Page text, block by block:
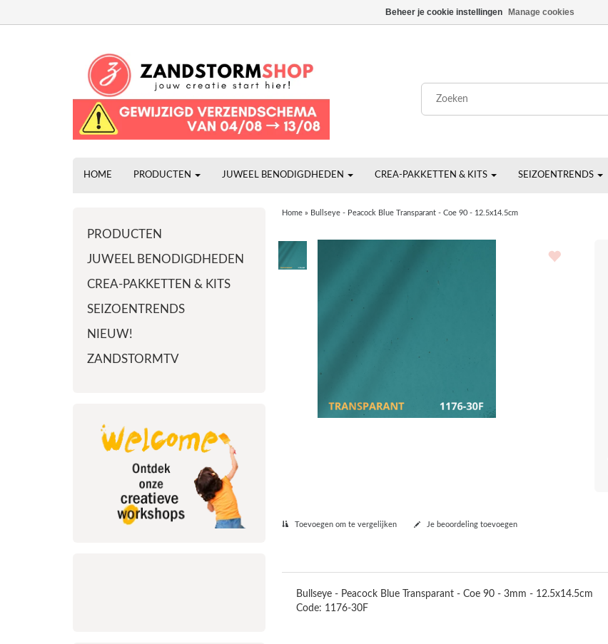
HOME PRODUCTEN JUWEEL BENODIGDHEDEN CREA-PAKKETTEN & KITS SEIZOENTRENDS
PRODUCTEN
JUWEEL BENODIGDHEDEN
CREA-PAKKETTEN & KITS
SEIZOENTRENDS
NIEUW!
ZANDSTORMTV
Home» Bullseye - Peacock Blue Transparant - Coe 90 - 12.5x14.5cm
Toevoegen om te vergelijken Je beoordeling toevoegen
Bullseye - Peacock Blue Transparant - Coe 90 - 3mm - 12.5x14.5cm
Code: 1176-30F
Beheer je cookie instellingen Manage cookies